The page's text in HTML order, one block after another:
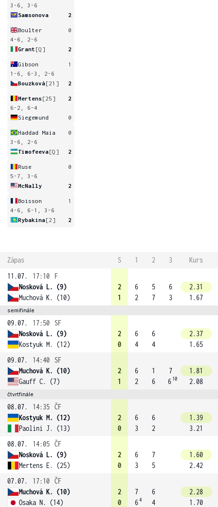
3-6, 3-6
Samsonova
2
Boulter
0
4-6, 2-6
Grant [Q] 2
Gibson
1
1-6, 6-3, 2-6
Bouzková[21] 2
Mertens [25]
2
6-2, 6-4
Siegemund
0
Haddad Maia
0
3-6, 2-6
Timofeeva[Q] 2
Ruse
0
5-7, 3-6
McNally
2
Boisson
1
4-6, 6-1, 3-6
Rybakina[2] 2
Zápas S 1 2 3
Kurs
11.07.
17:10
F
Nosková L. (9)
Muchová K. (10)
2
1
6
2
5
7
6
3
2.31
1.67
semifinále
09.07. 17:50
SF
Nosková L. (9)
Kostyuk M. (12)
2
0
6
4
6
4
2.37
1.65
09.07.
14:40
SF
Muchová K. (10)
Gauff C. (7)
2
1
6
2
1
6
7
6 10
1.81
2.08
čtvrtfinále
08.07. 14:35 ČF
Kostyuk M. (12)
Paolini J. (13)
2
0
6
3
6
2
1.39
3.21
08.07.
14:05 ČF
Nosková L. (9)
Mertens E. (25)
2
0
6
3
7
5
1.60
2.42
07.07.
17:10 ČF
Muchová K. (10)
Osaka N. (14)
2
0
7
64
6
4
2.28
1.70